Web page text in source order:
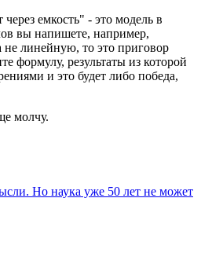
емкость" - это модель в
вы напишете, например,
не линейную, то это приговор
формулу, результаты из которой
и это будет либо победа,
молчу.
Но наука уже 50 лет не может